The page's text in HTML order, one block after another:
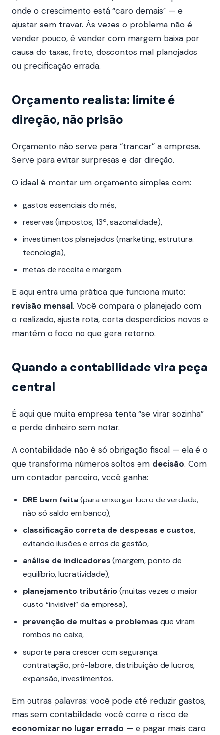
onde o crescimento está “caro demais” — e
ajustar sem travar. Às vezes o problema não é
vender pouco, é vender com margem baixa por
causa de taxas, frete, descontos mal planejados
ou precificação errada.
Orçamento realista: limite é
direção, não prisão
Orçamento não serve para “trancar” a empresa.
Serve para evitar surpresas e dar direção.
O ideal é montar um orçamento simples com:
gastos essenciais do mês,
reservas (impostos, 13º, sazonalidade),
investimentos planejados (marketing, estrutura,
tecnologia),
metas de receita e margem.
E aqui entra uma prática que funciona muito:
revisão mensal. Você compara o planejado com
o realizado, ajusta rota, corta desperdícios novos e
mantém o foco no que gera retorno.
Quando a contabilidade vira peça
central
É aqui que muita empresa tenta “se virar sozinha”
e perde dinheiro sem notar.
A contabilidade não é só obrigação fiscal — ela é o
que transforma números soltos em decisão. Com
um contador parceiro, você ganha:
DRE bem feita(para enxergar lucro de verdade,
não só saldo em banco),
classificação correta de despesas e custos,
evitando ilusões e erros de gestão,
análise de indicadores (margem, ponto de
equilíbrio, lucratividade),
planejamento tributário(muitas vezes o maior
custo “invisível” da empresa),
prevenção de multas e problemas que viram
rombos no caixa,
suporte para crescer com segurança:
contratação, pró-labore, distribuição de lucros,
expansão, investimentos.
Em outras palavras: você pode até reduzir gastos,
mas sem contabilidade você corre o risco de
economizar no lugar errado — e pagar mais caro